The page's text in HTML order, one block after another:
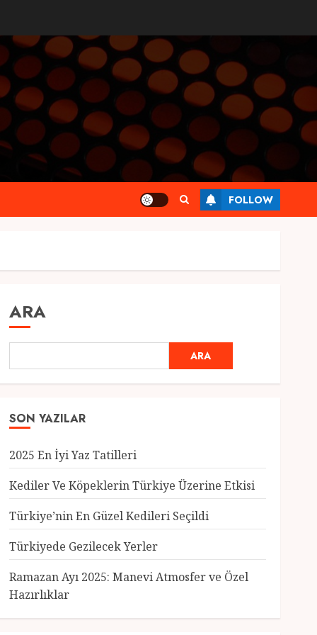
FOLLOW
ARA
ARA
SON YAZILAR
2025 En İyi Yaz Tatilleri
Kediler Ve Köpeklerin Türkiye Üzerine Etkisi
Türkiye’nin En Güzel Kedileri Seçildi
Türkiyede Gezilecek Yerler
Ramazan Ayı 2025: Manevi Atmosfer ve Özel
Hazırlıklar
3
Genel
Türkiye’nin En Güzel
Kedileri Seçildi